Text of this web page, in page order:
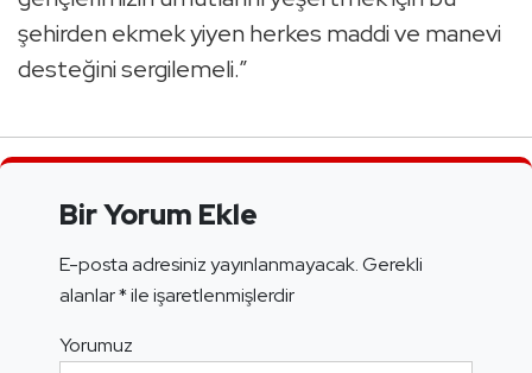
şehirden ekmek yiyen herkes maddi ve manevi
desteğini sergilemeli.”
Bir Yorum Ekle
E-posta adresiniz yayınlanmayacak.Gerekli
alanlar*ile işaretlenmişlerdir
Yorumuz